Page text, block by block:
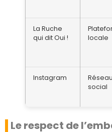
La Ruche
qui dit Oui !
locale
Instagram
Réseau
social
Le respect de